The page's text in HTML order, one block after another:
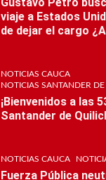
Gustavo Petro
viaje a Estados
de dejar el cargo
NOTICIAS CAUCA
NOTICIAS SANTANDER
¡Bienvenidos a las
Santander de
NOTICIAS CAUCA
Fuerza Pública